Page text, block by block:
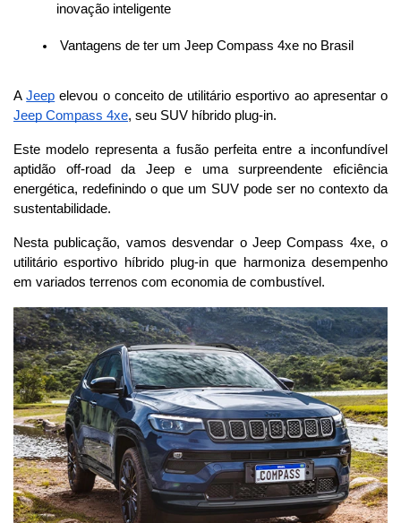
inovação inteligente
Vantagens de ter um Jeep Compass 4xe no Brasil
A Jeep
Jeep Compass 4xe, seu SUV híbrido plug-in.
Este modelo representa a fusão perfeita entre a inconfundível
aptidão off-road da Jeep e uma surpreendente eficiência
energética, redefinindo o que um SUV pode ser no contexto da
sustentabilidade.
Nesta publicação, vamos desvendar o Jeep Compass 4xe, o
utilitário esportivo híbrido plug-in que harmoniza desempenho
em variados terrenos com economia de combustível.